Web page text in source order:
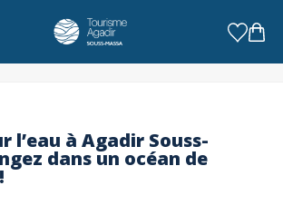
l’eau à Agadir Souss-
dans un océan de